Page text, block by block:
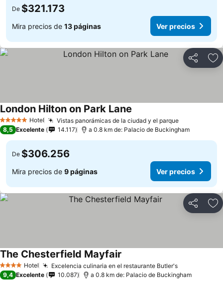
De $321.173
Mira precios de 13 páginas Ver precios
Compartir
5 Estrellas Hotel Vistas panorámicas de la ciudad y el parqueVer precios
London Hilton on Park Lane
8,5 Excelente 14.117 a 0.8 km de: Palacio de Buckingham
De $306.256
Mira precios de 9 páginas Ver precios
Compartir
4 EstrellasHotel Excelencia culinaria en el restaurante Butler'sVer precios
The Chesterfield Mayfair
9,4 Excelente 10.087 a 0.8 km de: Palacio de Buckingham